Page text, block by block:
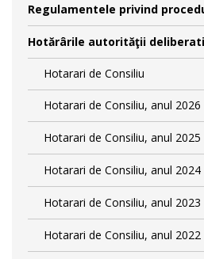
Regulamentele privind
Hotărârile autorităţii
Hotarari de Consiliu
Hotarari de Consiliu, anul 2026
Hotarari de Consiliu, anul 2025
Hotarari de Consiliu, anul 2024
Hotarari de Consiliu, anul 2023
Hotarari de Consiliu, anul 2022